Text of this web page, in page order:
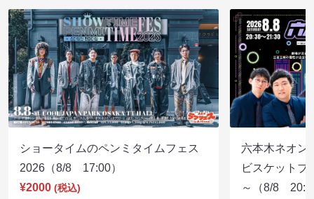
ショータイムのペンミタイムフェス
2026（8/8 17:00）
¥2000 (税込)
六本木ネオン
ビスケットブ
～（8/8